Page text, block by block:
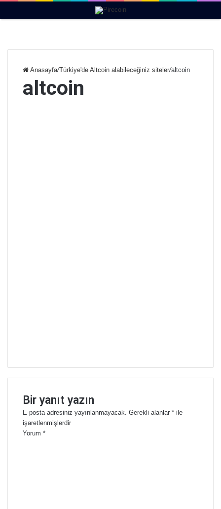
Anasayfa/Türkiye'de Altcoin alabileceğiniz siteler/altcoin
altcoin
Bir yanıt yazın
E-posta adresiniz yayınlanmayacak. Gerekli alanlar * ile
işaretlenmişlerdir
Yorum *